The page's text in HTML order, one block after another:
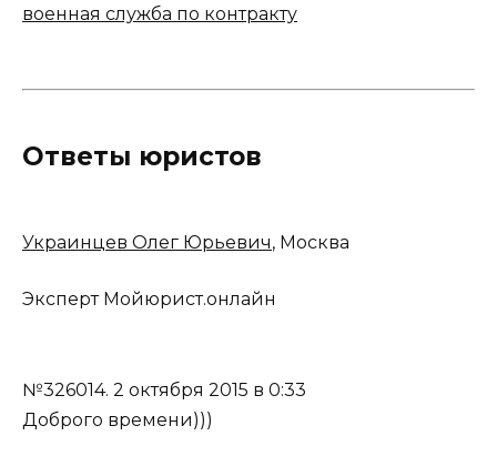
военная служба по контракту
Ответы юристов
Украинцев Олег Юрьевич, Москва
Эксперт Мойюрист.онлайн
№326014. 2 октября 2015 в 0:33
Доброго времени)))